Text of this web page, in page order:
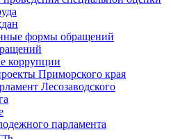
формы обращений
коррупции
Приморского края
Лесозаводского
парламента